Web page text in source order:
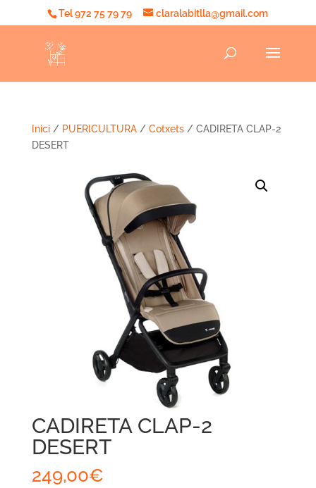
Tel 972 75 79 79 claralabitlla@gmail.com
Inici/ PUERICULTURA/ Cotxets/ CADIRETA CLAP-2
DESERT
CADIRETA CLAP-2
DESERT
249,00€